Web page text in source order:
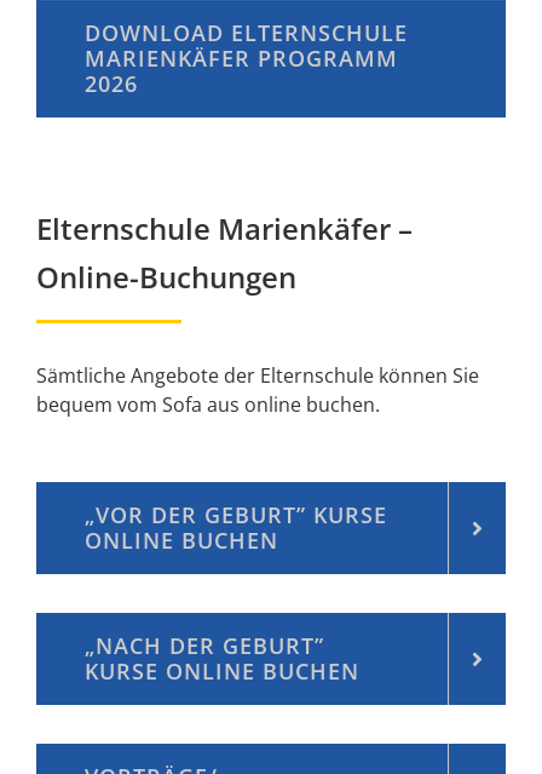
DOWNLOAD ELTERNSCHULE
MARIENKÄFER PROGRAMM
2026
Elternschule Marienkäfer –
Online-Buchungen
Sämtliche Angebote der Elternschule können Sie
bequem vom Sofa aus online buchen.
„VOR DER GEBURT” KURSE
ONLINE BUCHEN
„NACH DER GEBURT”
KURSE ONLINE BUCHEN